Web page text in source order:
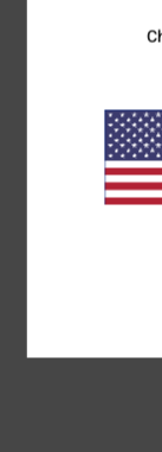
Traçabilité du
Livraison &